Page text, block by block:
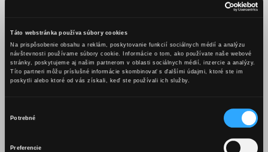
Táto webstránka používa súbory cookies
Na prispôsobenie obsahu a reklám, poskytovanie funkcií sociálnych médií a analýzu
návštevnosti používame súbory cookie. Informácie o tom, ako používate naše webové
stránky, poskytujeme aj našim partnerom v oblasti sociálnych médií, inzercie a analýzy.
Títo partneri môžu príslušné informácie skombinovať s ďalšími údajmi, ktoré ste im
poskytli alebo ktoré od vás získali, keď ste používali ich služby.
Potrebné
Preferencie
1 vanilkový struk
130 g krupicového cukru
2.časť